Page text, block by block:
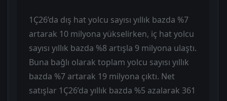
1Ç26’da dış hat yolcu sayısı yıllık bazda %7
artarak 10 milyona yükselirken, iç hat yolcu
sayısı yıllık bazda %8 artışla 9 milyona ulaştı.
Buna bağlı olarak toplam yolcu sayısı yıllık
bazda %7 artarak 19 milyona çıktı. Net
satışlar 1Ç26’da yıllık bazda %5 azalarak 361